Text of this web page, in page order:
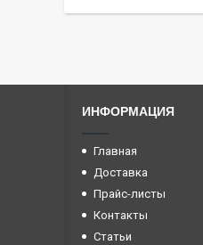
ИНФОРМАЦИЯ
Главная
Доставка
Прайс-листы
Контакты
Статьи